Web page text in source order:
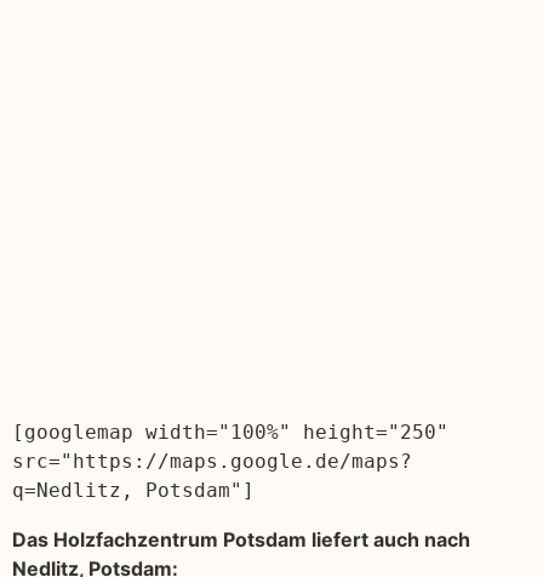
[googlemap width="100%" height="250"
src="https://maps.google.de/maps?
q=Nedlitz, Potsdam"]
Das Holzfachzentrum Potsdam liefert auch nach
Nedlitz, Potsdam: